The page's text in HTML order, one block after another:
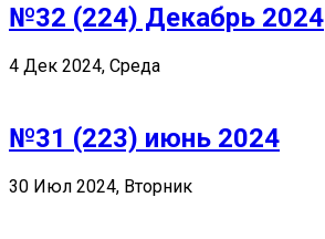
№32 (224) Декабрь 2024
4 Дек 2024, Среда
№31 (223) июнь 2024
30 Июл 2024, Вторник